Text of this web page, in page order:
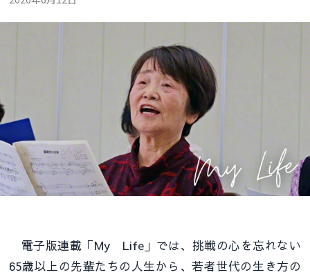
電子版連載「My Life」では、挑戦の心を忘れない
65歳以上の先輩たちの人生から、若者世代の生き方の